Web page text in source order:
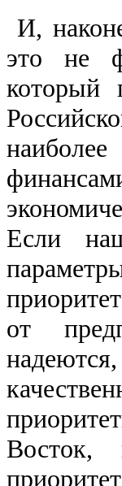
И,
это не
который
Если
от
Восток,